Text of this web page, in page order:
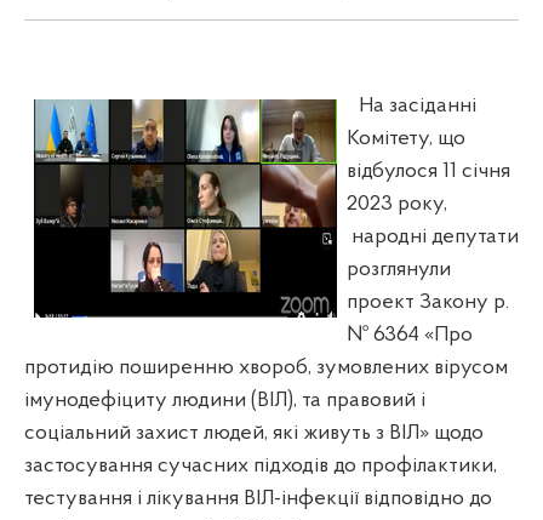
На засіданні
Комітету, що
відбулося 11 січня
2023 року,
народні депутати
розглянули
проект Закону р.
№ 6364 «Про
протидію поширенню хвороб, зумовлених вірусом
імунодефіциту людини (ВІЛ), та правовий і
соціальний захист людей, які живуть з ВІЛ» щодо
застосування сучасних підходів до профілактики,
тестування і лікування ВІЛ-інфекції відповідно до